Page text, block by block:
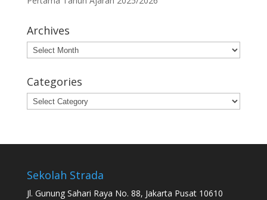
Archives
Archives
Categories
Categories
Sekolah Strada
Jl. Gunung Sahari Raya No. 88, Jakarta Pusat 10610